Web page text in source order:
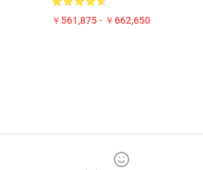
￥561,875 - ￥662,650